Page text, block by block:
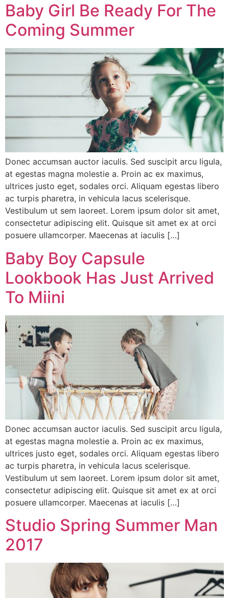
Baby Girl Be Ready For The
Coming Summer
Donec accumsan auctor iaculis. Sed suscipit arcu ligula,
at egestas magna molestie a. Proin ac ex maximus,
ultrices justo eget, sodales orci. Aliquam egestas libero
ac turpis pharetra, in vehicula lacus scelerisque.
Vestibulum ut sem laoreet. Lorem ipsum dolor sit amet,
consectetur adipiscing elit. Quisque sit amet ex at orci
posuere ullamcorper. Maecenas at iaculis […]
Baby Boy Capsule
Lookbook Has Just Arrived
To Miini
Donec accumsan auctor iaculis. Sed suscipit arcu ligula,
at egestas magna molestie a. Proin ac ex maximus,
ultrices justo eget, sodales orci. Aliquam egestas libero
ac turpis pharetra, in vehicula lacus scelerisque.
Vestibulum ut sem laoreet. Lorem ipsum dolor sit amet,
consectetur adipiscing elit. Quisque sit amet ex at orci
posuere ullamcorper. Maecenas at iaculis […]
Studio Spring Summer Man
2017